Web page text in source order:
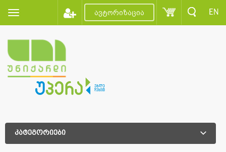
ავტორიზაცია EN
კატეგორიები